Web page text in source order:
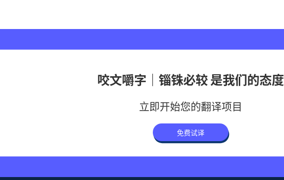
咬文嚼字｜锱铢必较 是我们的态度
立即开始您的翻译项目
免费试译